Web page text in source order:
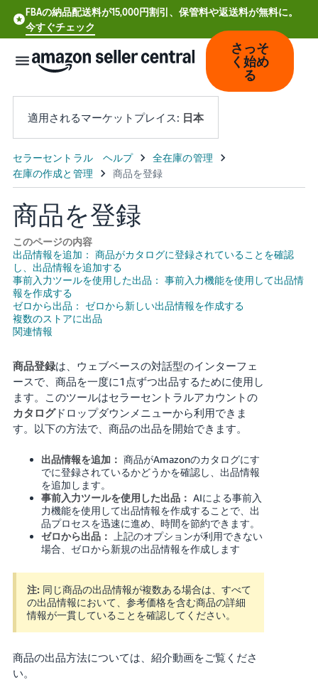
FBAの納品配送料が15,000円割引、保管料や返送料が無料に。
今すぐチェック
日
中
文
-
CN
Deutsch
- DE
Español
- ES
- FR
Italiano
- IT
국
어
-
KR
日
語
-
JP
English
- JP
ロ
グ
イ
ン
さ
っ
そ
始
さっそ
く始め
る
適用されるマーケットプレイス: 日本
商品を登録
このページの内容
出品情報を追加： 商品がカタログに登録されていることを確認
し、出品情報を追加する
事前入力ツールを使用した出品： 事前入力機能を使用して出品情
報を作成する
ゼロから出品： ゼロから新しい出品情報を作成する
複数のストアに出品
関連情報
商品登録は、ウェブベースの対話型のインターフェ
ースで、商品を一度に1点ずつ出品するために使用し
ます。このツールはセラーセントラルアカウントの
カタログドロップダウンメニューから利用できま
す。以下の方法で、商品の出品を開始できます。
出品情報を追加： 商品がAmazonのカタログにす
でに登録されているかどうかを確認し、出品情報
を追加します。
事前入力ツールを使用した出品： AIによる事前入
力機能を使用して出品情報を作成することで、出
品プロセスを迅速に進め、時間を節約できます。
ゼロから出品：
上記のオプションが利用できない
場合、ゼロから新規の出品情報を作成します
注: 同じ商品の出品情報が複数ある場合は、すべて
の出品情報において、参考価格を含む商品の詳細
情報が一貫していることを確認してください。
商品の出品方法については、紹介動画をご覧くださ
い。